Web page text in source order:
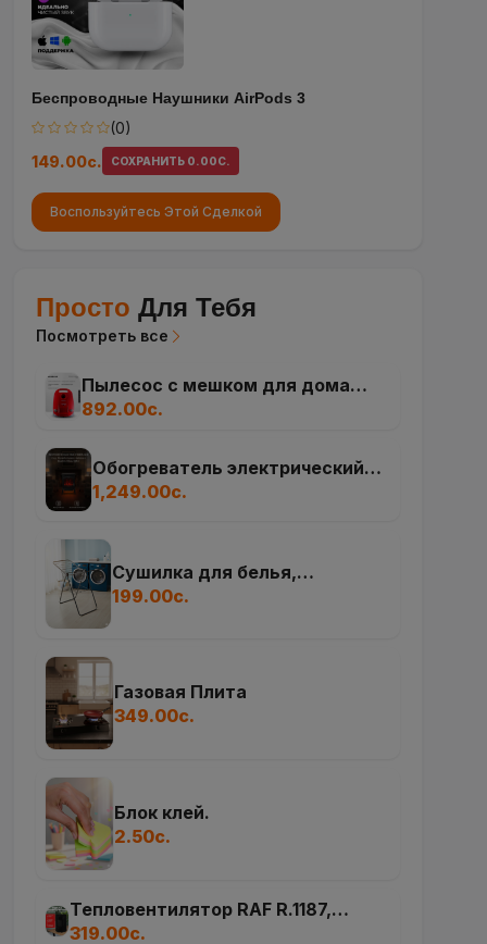
Беспроводные Наушники AirPods 3
(0)
149.00с.
СОХРАНИТЬ 0.00С.
Воспользуйтесь Этой Сделкой
Просто Для Тебя
Посмотреть все
Пылесос с мешком для дома
Samsung VCC4131S37/XEV, 1600
892.00с.
Обогреватель электрический
SKYWORTH A654
1,249.00с.
Сушилка для белья,
напольная
199.00с.
Газовая Плита
349.00с.
Блок клей.
2.50с.
Тепловентилятор RAF R.1187,
корпус поворотный 180 градусов,
319.00с.